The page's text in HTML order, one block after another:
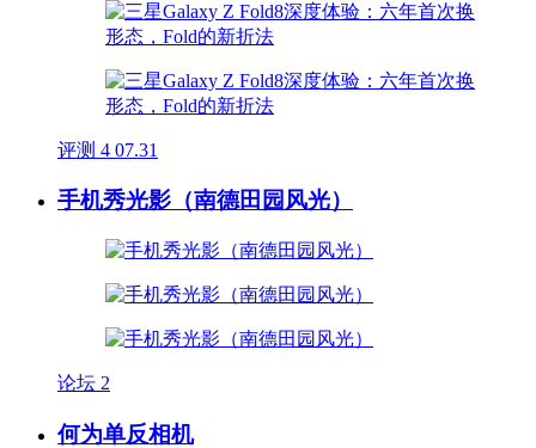
评测 4 07.31
手机秀光影（南德田园风光）
论坛 2
何为单反相机